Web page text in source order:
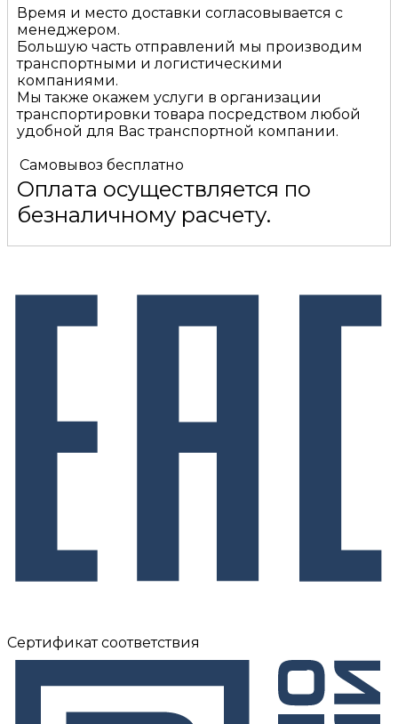
Время и место доставки согласовывается с
менеджером.
Большую часть отправлений мы производим
транспортными и логистическими
компаниями.
Мы также окажем услуги в организации
транспортировки товара посредством любой
удобной для Вас транспортной компании.
Самовывоз бесплатно
Оплата осуществляется по
безналичному расчету.
Сертификат соответствия